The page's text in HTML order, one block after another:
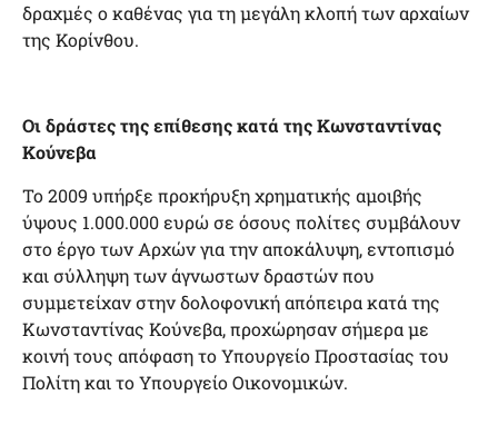
δραχμές ο καθένας για τη μεγάλη κλοπή των αρχαίων
της Κορίνθου.
Οι δράστες της επίθεσης κατά της Κωνσταντίνας
Κούνεβα
Το 2009 υπήρξε προκήρυξη χρηματικής αμοιβής
ύψους 1.000.000 ευρώ σε όσους πολίτες συμβάλουν
στο έργο των Aρχών για την αποκάλυψη, εντοπισμό
και σύλληψη των άγνωστων δραστών που
συμμετείχαν στην δολοφονική απόπειρα κατά της
Κωνσταντίνας Κούνεβα, προχώρησαν σήμερα με
κοινή τους απόφαση το Υπουργείο Προστασίας του
Πολίτη και το Υπουργείο Οικονομικών.